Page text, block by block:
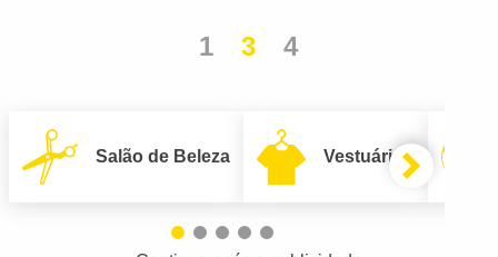
1 3 4
Salão de Beleza Vestuário